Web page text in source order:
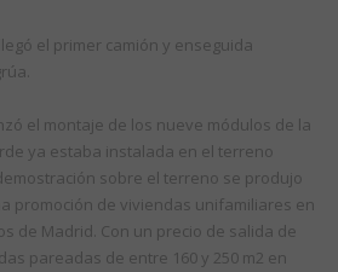
el primer camión y enseguida
el montaje de los nueve módulos de la
ya estaba instalada en el terreno
sobre el terreno se produjo
promoción de viviendas unifamiliares en
de Madrid. Con un precio de salida de
pareadas de entre 160 y 250 m2 en